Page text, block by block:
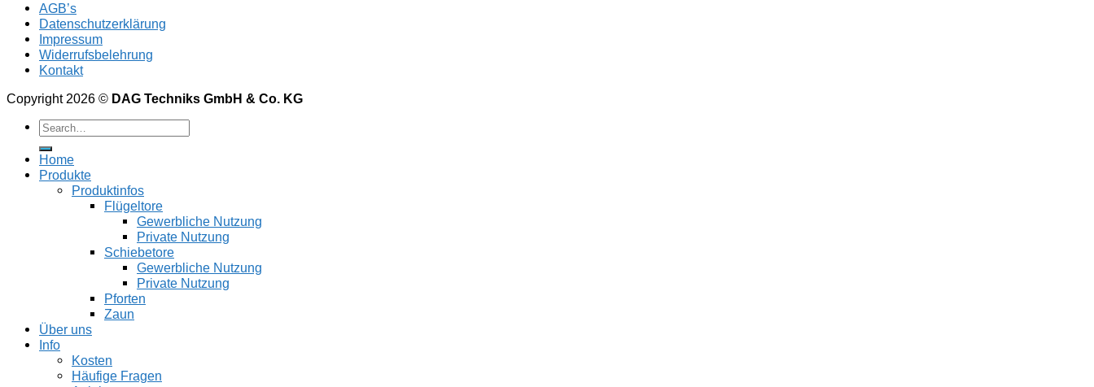
AGB’s
Datenschutzerklärung
Impressum
Widerrufsbelehrung
Kontakt
Copyright 2026 © DAG Techniks GmbH & Co. KG
Home
Produkte
Produktinfos
Flügeltore
Gewerbliche Nutzung
Private Nutzung
Schiebetore
Gewerbliche Nutzung
Private Nutzung
Pforten
Zaun
Über uns
Info
Kosten
Häufige Fragen